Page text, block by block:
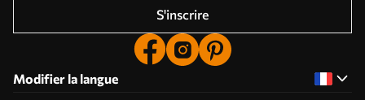
S'inscrire
Modifier la langue